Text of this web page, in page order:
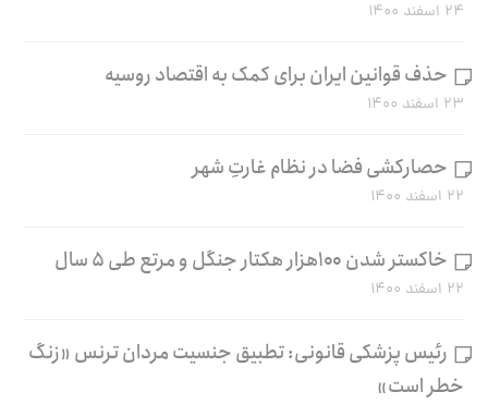
۲۴ اسفند ۱۴۰۰
حذف قوانین ایران برای کمک به اقتصاد روسیه
۲۳ اسفند ۱۴۰۰
حصارکشی فضا در نظام غارتِ شهر
۲۲ اسفند ۱۴۰۰
خاکستر شدن ۱۰۰هزار هکتار جنگل و مرتع طی ۵ سال
۲۲ اسفند ۱۴۰۰
رئیس پزشکی قانونی: تطبیق جنسیت مردان ترنس «زنگ
خطر است»